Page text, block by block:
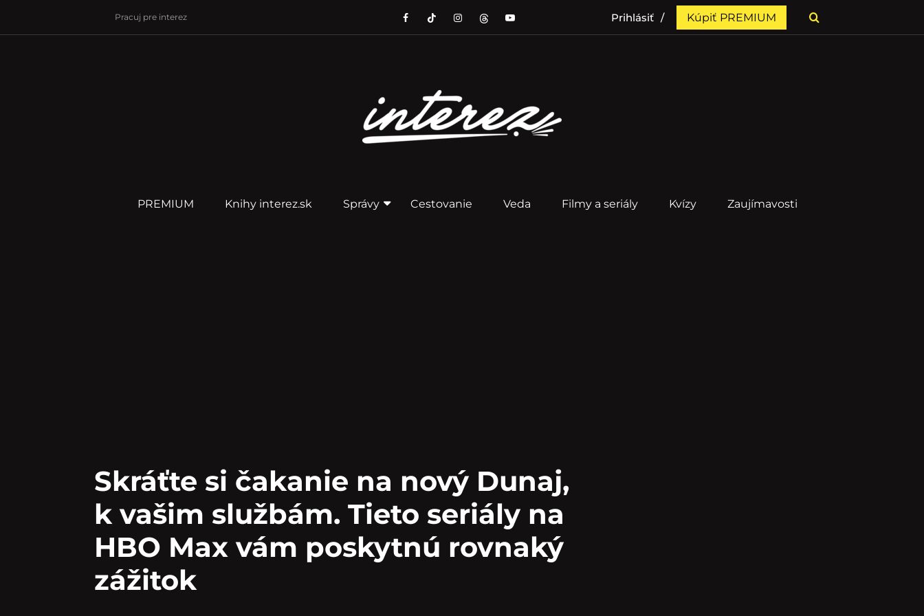
Pracuj pre interez Prihlásiť Kúpiť PREMIUM
PREMIUM Knihy interez.sk Správy Cestovanie Veda Filmy a seriály Kvízy Zaujímavosti
Skráťte si čakanie na nový Dunaj,
k vašim službám. Tieto seriály na
HBO Max vám poskytnú rovnaký
zážitok